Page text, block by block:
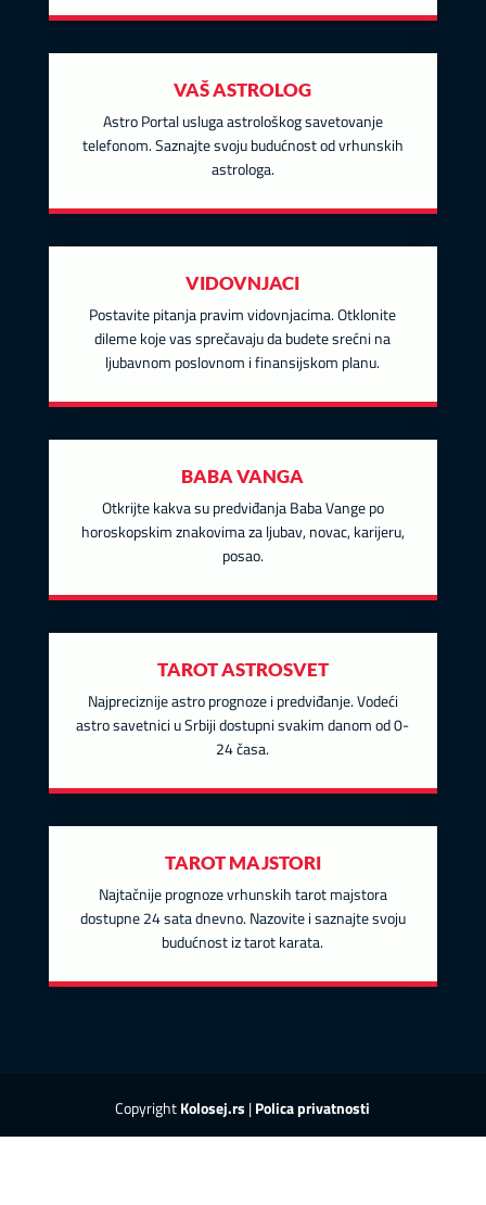
VAŠ ASTROLOG
Astro Portal usluga astrološkog savetovanje
telefonom. Saznajte svoju budućnost od vrhunskih
astrologa.
VIDOVNJACI
Postavite pitanja pravim vidovnjacima. Otklonite
dileme koje vas sprečavaju da budete srećni na
ljubavnom poslovnom i finansijskom planu.
BABA VANGA
Otkrijte kakva su predviđanja Baba Vange po
horoskopskim znakovima za ljubav, novac, karijeru,
posao.
TAROT ASTROSVET
Najpreciznije astro prognoze i predviđanje. Vodeći
astro savetnici u Srbiji dostupni svakim danom od 0-
24 časa.
TAROT MAJSTORI
Najtačnije prognoze vrhunskih tarot majstora
dostupne 24 sata dnevno. Nazovite i saznajte svoju
budućnost iz tarot karata.
CopyrightKolosej.rs |Polica privatnosti